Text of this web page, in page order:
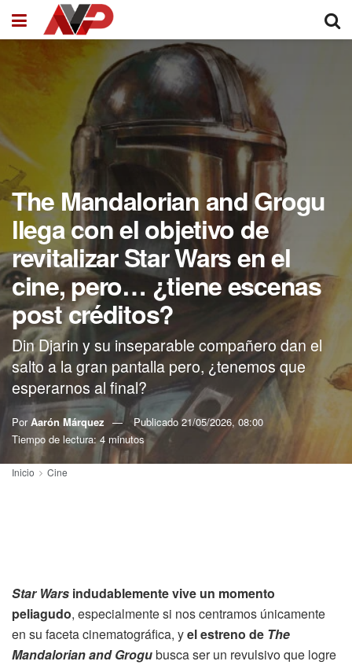
The Mandalorian and Grogu
llega con el objetivo de
revitalizar Star Wars en el
cine, pero… ¿tiene escenas
post créditos?
Din Djarin y su inseparable compañero dan el
salto a la gran pantalla pero, ¿tenemos que
esperarnos al final?
Por Aarón Márquez Publicado21/05/2026, 08:00
Tiempo de lectura: 4 minutos
Inicio Cine
Star Wars indudablemente vive un momento
peliagudo, especialmente si nos centramos únicamente
en su faceta cinematográfica, yel estreno de The
Mandalorian and Grogubusca ser un revulsivo que logre